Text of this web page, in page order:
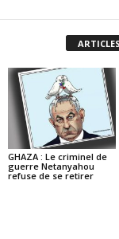
GHAZA : Le criminel de
guerre Netanyahou
refuse de se retirer